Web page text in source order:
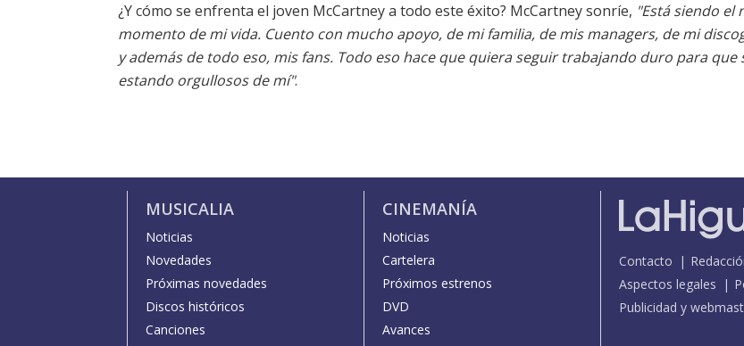
¿Y cómo se enfrenta el joven McCartney a todo este éxito? McCartney sonríe, "Está siendo el
momento de mi vida. Cuento con mucho apoyo, de mi familia, de mis managers, de mi
y además de todo eso, mis fans. Todo eso hace que quiera seguir trabajando duro para que
estando orgullosos de mí".
MUSICALIA
Noticias
Novedades
Próximas novedades
Discos históricos
Canciones
CINEMANÍA
Noticias
Cartelera
Próximos estrenos
DVD
Avances
Contacto
Aspectos legales
Publicidad y